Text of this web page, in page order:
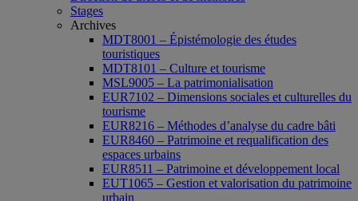
Stages
Archives
MDT8001 – Épistémologie des études
touristiques
MDT8101 – Culture et tourisme
MSL9005 – La patrimonialisation
EUR7102 – Dimensions sociales et culturelles du
tourisme
EUR8216 – Méthodes d’analyse du cadre bâti
EUR8460 – Patrimoine et requalification des
espaces urbains
EUR8511 – Patrimoine et développement local
EUT1065 – Gestion et valorisation du patrimoine
urbain